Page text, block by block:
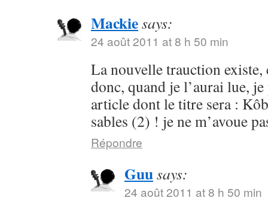
Mackiesays:
24 août 2011 at 8 h 50 min
La nouvelle trauction
donc, quand je l’aurai lue,
article dont le titre sera :
sables (2) ! je ne m’avoue
Répondre
Guusays:
24 août 2011 at 8 h 50 min